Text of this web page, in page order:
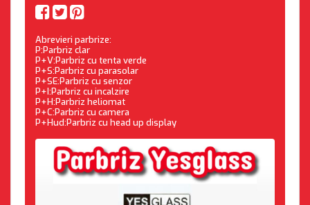
Abrevieri parbrize:
P:Parbriz clar
P+V:Parbriz cu tenta verde
P+S:Parbriz cu parasolar
P+SE:Parbriz cu senzor
P+I:Parbriz cu incalzire
P+H:Parbriz heliomat
P+C:Parbriz cu camera
P+Hud:Parbriz cu head up display